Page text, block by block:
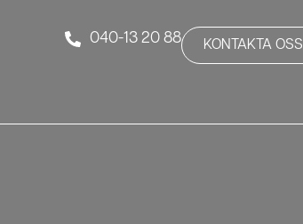
040-13 20 88 KONTAKTA OSS